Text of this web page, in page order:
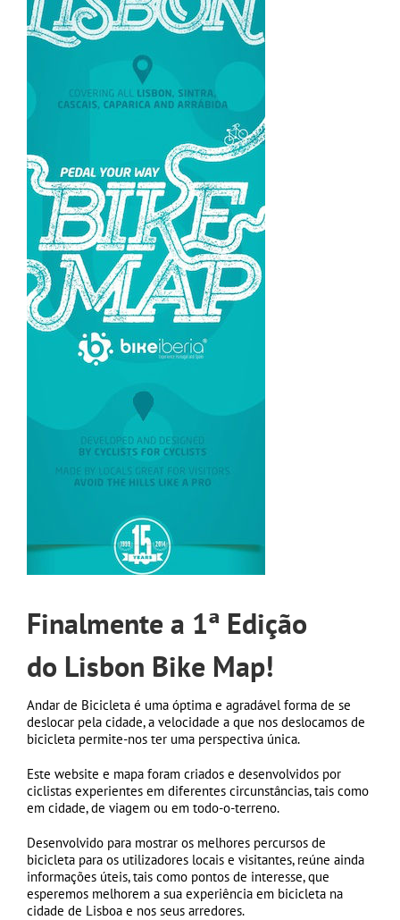
Finalmente a 1ª Edição
do Lisbon Bike Map!
Andar de Bicicleta é uma óptima e agradável forma de se
deslocar pela cidade, a velocidade a que nos deslocamos de
bicicleta permite-nos ter uma perspectiva única.
Este website e mapa foram criados e desenvolvidos por
ciclistas experientes em diferentes circunstâncias, tais como
em cidade, de viagem ou em todo-o-terreno.
Desenvolvido para mostrar os melhores percursos de
bicicleta para os utilizadores locais e visitantes, reúne ainda
informações úteis, tais como pontos de interesse, que
esperemos melhorem a sua experiência em bicicleta na
cidade de Lisboa e nos seus arredores.